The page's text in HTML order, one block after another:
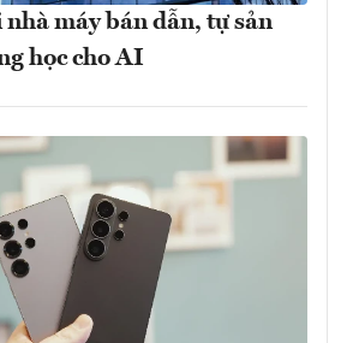
máy bán dẫn, tự sản
học cho AI